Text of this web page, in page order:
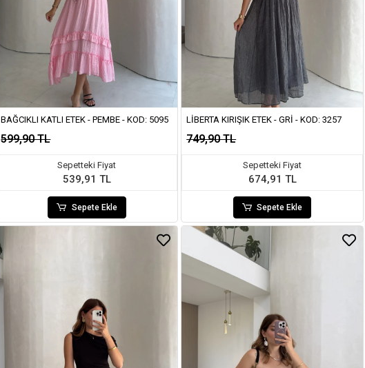
BAĞCIKLI KATLI ETEK - PEMBE - KOD: 5095
599,90 TL
Sepetteki Fiyat
539,91 TL
Sepete Ekle
LIBERTA KIRIŞIK ETEK - GRI - KOD: 3257
749,90 TL
Sepetteki Fiyat
674,91 TL
Sepete Ekle